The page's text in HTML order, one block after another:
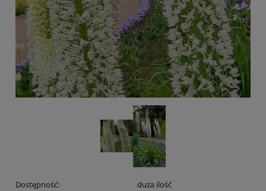
Dostępność:
duża ilość